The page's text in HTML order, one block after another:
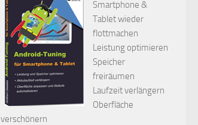
Smartphone &
Tablet wieder
flottmachen
Leistung optimieren
Speicher
freiräumen
Laufzeit verlängern
Oberfläche
verschönern